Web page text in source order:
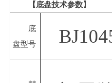
【底盘技术参数】
底
盘型号